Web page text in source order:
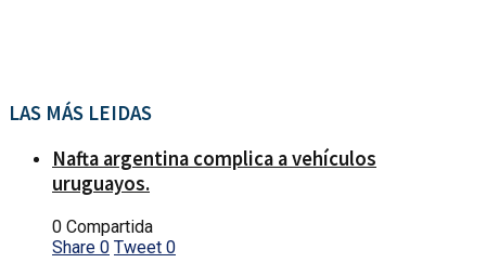
LAS MÁS LEIDAS
Nafta argentina complica a vehículos
uruguayos.
0 Compartida
Share 0 Tweet 0